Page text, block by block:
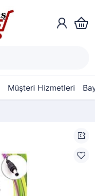
Müşteri Hizmetleri